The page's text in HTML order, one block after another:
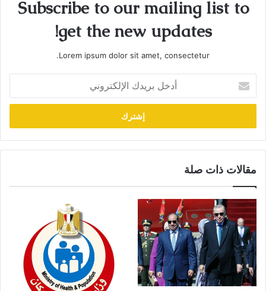
Subscribe to our mailing list to
get the new updates!
Lorem ipsum dolor sit amet, consectetur.
بريدك
الإلكتروني
مقالات ذات صلة